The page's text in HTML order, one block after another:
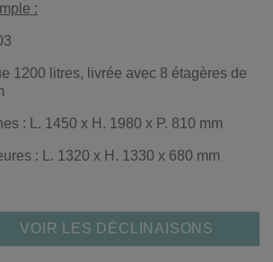
:
1200 litres, livrée avec 8 étagères de
: L. 1450 x H. 1980 x P. 810 mm
: L. 1320 x H. 1330 x 680 mm
VOIR LES DÉCLINAISONS